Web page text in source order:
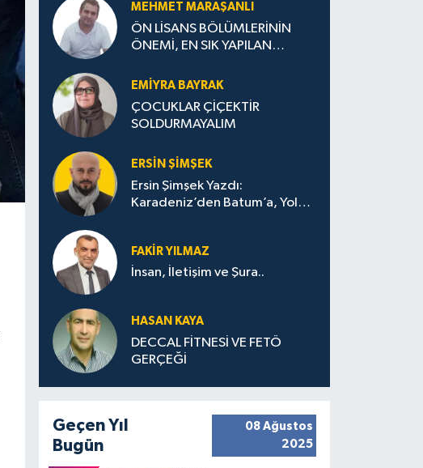
MEHMET MARAŞANLI
ÖN LİSANS BÖLÜMLERİNİN
ÖNEMİ, EN SIK YAPILAN
STRATEJİLERİ
EMIYRA BAYRAK
ÇOCUKLAR ÇİÇEKTİR
SOLDURMAYALIM
ERSIN ŞIMŞEK
Ersin Şimşek Yazdı:
Karadeniz’den Batum’a, Yolun
FAKIR YILMAZ
İnsan, İletişim ve Şura..
HASAN KAYA
DECCAL FİTNESİ VE FETÖ
GERÇEĞİ
Geçen Yıl
Bugün
08 Ağustos
2025